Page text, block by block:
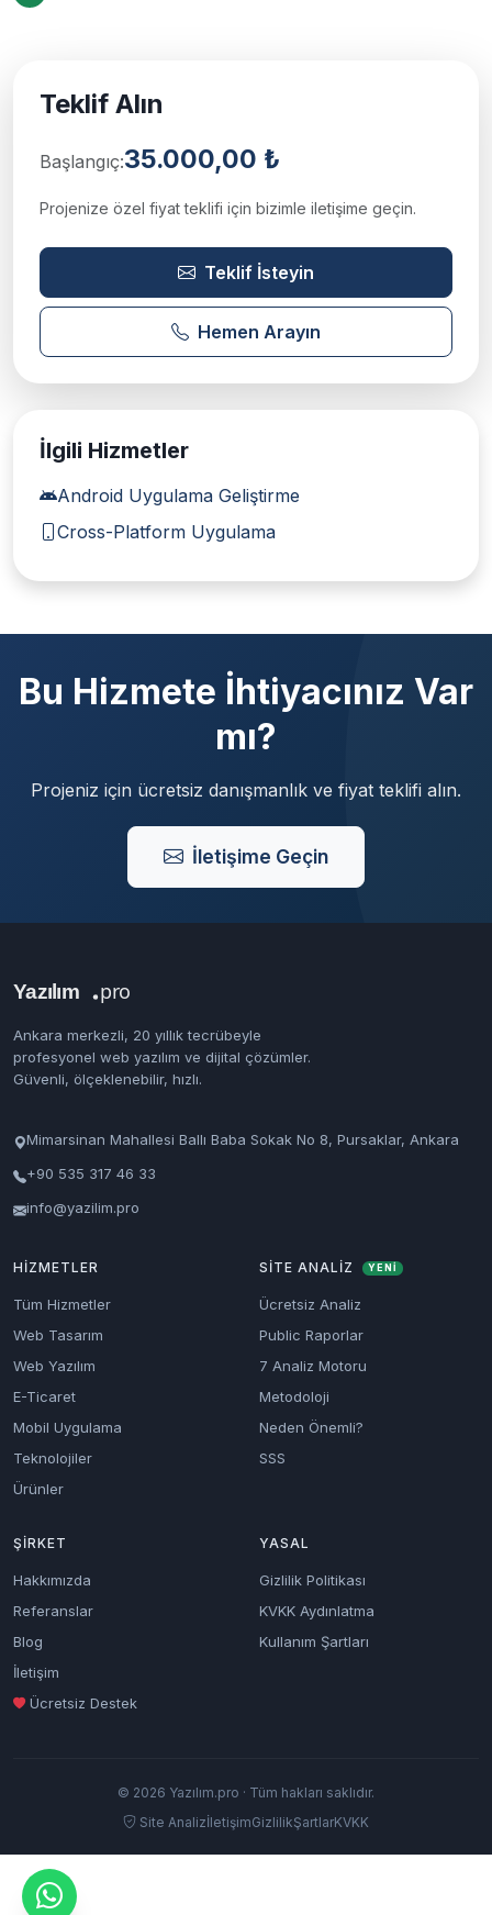
Teklif Alın
Başlangıç:35.000,00 ₺
Projenize özel fiyat teklifi için bizimle iletişime geçin.
Teklif İsteyin
Hemen Arayın
İlgili Hizmetler
Android Uygulama Geliştirme
Cross-Platform Uygulama
Bu Hizmete İhtiyacınız Var
mı?
Projeniz için ücretsiz danışmanlık ve fiyat teklifi alın.
İletişime Geçin
Ankara merkezli, 20 yıllık tecrübeyle
profesyonel web yazılım ve dijital çözümler.
Güvenli, ölçeklenebilir, hızlı.
Mimarsinan Mahallesi Ballı Baba Sokak No 8, Pursaklar, Ankara
+90 535 317 46 33
info@yazilim.pro
HIZMETLER
Tüm Hizmetler
Web Tasarım
Web Yazılım
E-Ticaret
Mobil Uygulama
Teknolojiler
Ürünler
SITE ANALIZ YENİ
Ücretsiz Analiz
Public Raporlar
7 Analiz Motoru
Metodoloji
Neden Önemli?
SSS
ŞIRKET
Hakkımızda
Referanslar
Blog
İletişim
Ücretsiz Destek
YASAL
Gizlilik Politikası
KVKK Aydınlatma
Kullanım Şartları
© 2026 Yazılım.pro · Tüm hakları saklıdır.
Site AnalizİletişimGizlilikŞartlarKVKK